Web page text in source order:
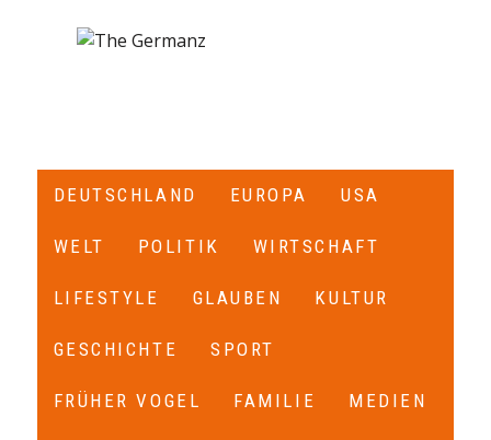
DEUTSCHLAND EUROPA USA
WELT POLITIK WIRTSCHAFT
LIFESTYLE GLAUBEN KULTUR
GESCHICHTE SPORT
FRÜHER VOGEL FAMILIE MEDIEN